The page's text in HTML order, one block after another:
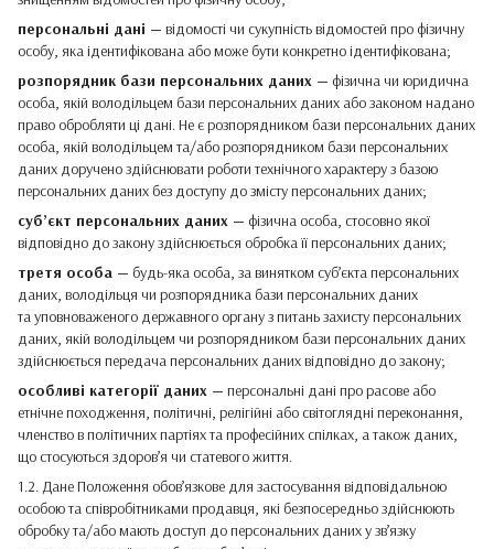
персональні дані — відомості чи сукупність відомостей про фізичну
особу, яка ідентифікована або може бути конкретно ідентифікована;
розпорядник бази персональних даних — фізична чи юридична
особа, якій володільцем бази персональних даних або законом надано
право обробляти ці дані. Не є розпорядником бази персональних даних
особа, якій володільцем та/або розпорядником бази персональних
даних доручено здійснювати роботи технічного характеру з базою
персональних даних без доступу до змісту персональних даних;
суб’єкт персональних даних — фізична особа, стосовно якої
відповідно до закону здійснюється обробка її персональних даних;
третя особа — будь-яка особа, за винятком суб’єкта персональних
даних, володільця чи розпорядника бази персональних даних
та уповноваженого державного органу з питань захисту персональних
даних, якій володільцем чи розпорядником бази персональних даних
здійснюється передача персональних даних відповідно до закону;
особливі категорії даних — персональні дані про расове або
етнічне походження, політичні, релігійні або світоглядні переконання,
членство в політичних партіях та професійних спілках, а також даних,
що стосуються здоров’я чи статевого життя.
1.2. Дане Положення обов’язкове для застосування відповідальною
особою та співробітниками продавця, які безпосередньо здійснюють
обробку та/або мають доступ до персональних даних у зв’язку